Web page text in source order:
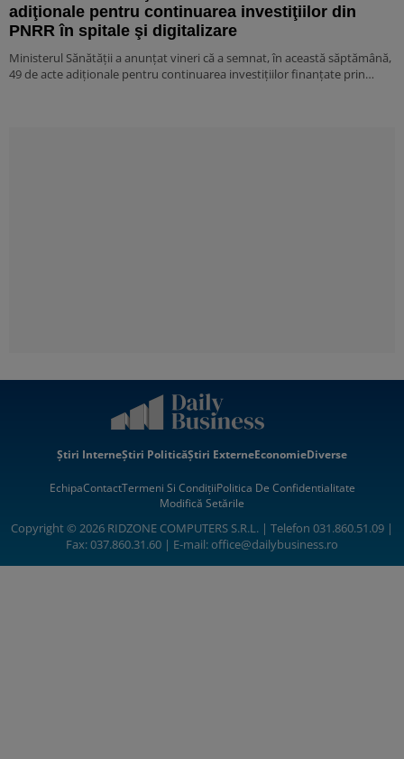
adiţionale pentru continuarea investiţiilor din
PNRR în spitale şi digitalizare
Ministerul Sănătăţii a anunţat vineri că a semnat, în această săptămână,
49 de acte adiţionale pentru continuarea investiţiilor finanţate prin…
Știri InterneȘtiri PoliticăȘtiri ExterneEconomieDiverse
EchipaContactTermeni Si CondițiiPolitica De Confidentialitate
Modifică Setările
Copyright © 2026 RIDZONE COMPUTERS S.R.L. | Telefon 031.860.51.09 |
Fax: 037.860.31.60 | E-mail:office@dailybusiness.ro